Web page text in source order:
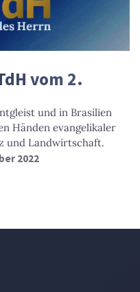
vom 2.
und in Brasilien
Händen evangelikaler
und Landwirtschaft.
2022